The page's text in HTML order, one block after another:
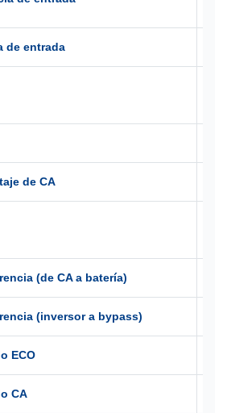
de entrada
de CA
(de CA a batería)
(inversor a bypass)
ECO
CA